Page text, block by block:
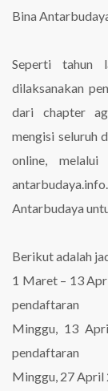
Bina
Seperti tahun
dilaksanakan
dari chapter
mengisi seluruh
online,
Antarbudaya
Berikut adalah
1 Maret – 13
pendaftaran
Minggu, 13
pendaftaran
Minggu, 27 April